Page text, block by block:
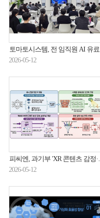
토마토시스템, 전 임직원 AI 유료 구독 지원
2026-05-12
피씨엔, 과기부 'XR 콘텐츠 감정·감성 반응 정량 평가 기술개발' 참여
2026-05-12